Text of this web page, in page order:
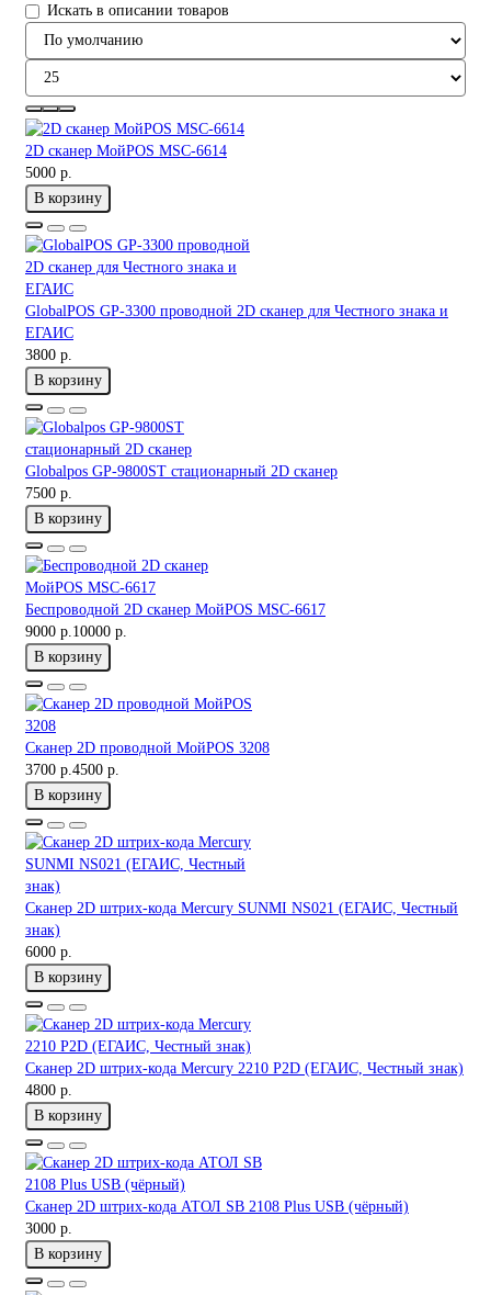
Искать в описании товаров
2D сканер МойPOS MSC-6614
5000 р.
В корзину
GlobalPOS GP-3300 проводной 2D сканер для Честного знака и
ЕГАИС
3800 р.
В корзину
Globalpos GP-9800ST стационарный 2D сканер
7500 р.
В корзину
Беспроводной 2D сканер МойPOS MSC-6617
9000 р. 10000 р.
В корзину
Сканер 2D проводной МойPOS 3208
3700 р. 4500 р.
В корзину
Сканер 2D штрих-кода Mercury SUNMI NS021 (ЕГАИС, Честный
знак)
6000 р.
В корзину
Сканер 2D штрих-кода Mercury 2210 P2D (ЕГАИС, Честный знак)
4800 р.
В корзину
Сканер 2D штрих-кода АТОЛ SB 2108 Plus USB (чёрный)
3000 р.
В корзину